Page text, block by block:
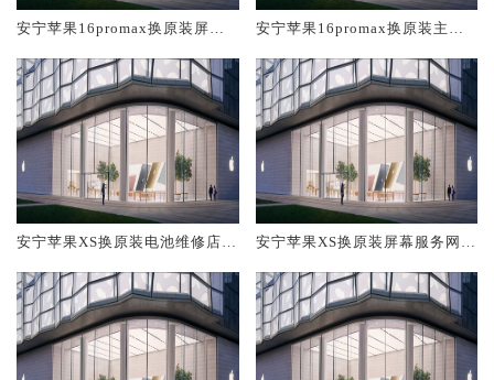
安宁苹果16promax换原装屏幕
安宁苹果16promax换原装主板
安宁苹果XS换原装电池维修店大
安宁苹果XS换原装屏幕服务网点